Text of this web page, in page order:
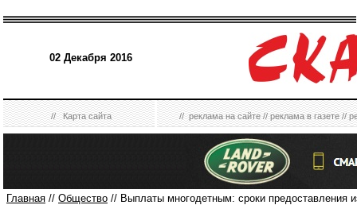
02 Декабря 2016
//Карта сайта //реклама на сайте//реклама в газете//
Главная // Общество // Выплаты многодетным: сроки предоставления